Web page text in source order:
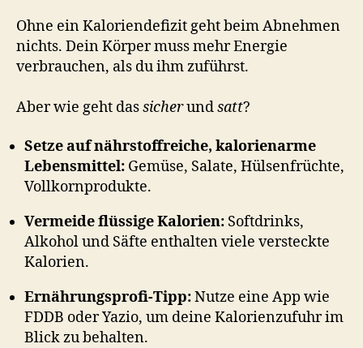
Ohne ein Kaloriendefizit geht beim Abnehmen
nichts. Dein Körper muss mehr Energie
verbrauchen, als du ihm zuführst.
Aber wie geht dassicherundsatt?
Setze auf nährstoffreiche, kalorienarme
Lebensmittel: Gemüse, Salate, Hülsenfrüchte,
Vollkornprodukte.
Vermeide flüssige Kalorien: Softdrinks,
Alkohol und Säfte enthalten viele versteckte
Kalorien.
Ernährungsprofi-Tipp:Nutze eine App wie
FDDB oder Yazio, um deine Kalorienzufuhr im
Blick zu behalten.